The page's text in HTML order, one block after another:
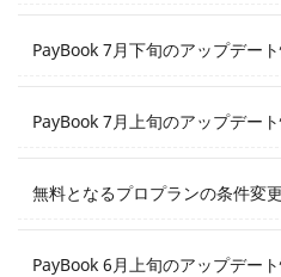
PayBook 7月下旬のアップデー
PayBook 7月上旬のアップデー
無料となるプロプランの条件変
PayBook 6月上旬のアップデー